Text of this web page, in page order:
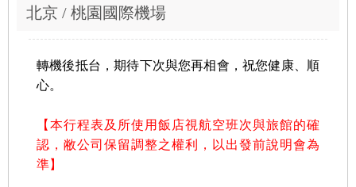
北京 / 桃園國際機場
轉機後抵台，期待下次與您再相會，祝您健康、順
心。
【本行程表及所使用飯店視航空班次與旅館的確
認，敝公司保留調整之權利，以出發前說明會為
準】